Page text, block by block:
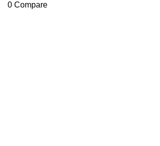
0 Compare